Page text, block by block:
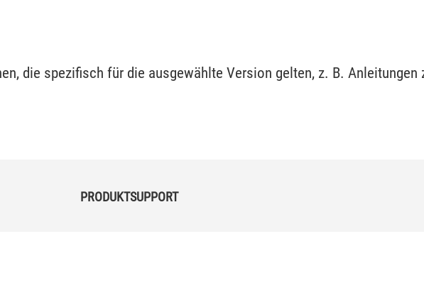
die spezifisch für die ausgewählte Version gelten, z. B.
PRODUKTSUPPORT